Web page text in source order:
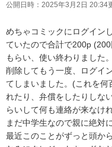
公開日時： 2025年3月2日 20:34
めちゃコミックにログイン
ていたので合計で200p (200
もらい、使い終わりました
削除してもう一度、ログイ
てしまいました。(これを
れたり、弁償をしたりしな
らいして何も連絡が来なけ
まだ中学生なので親に絶対
最近このことがずっと頭か